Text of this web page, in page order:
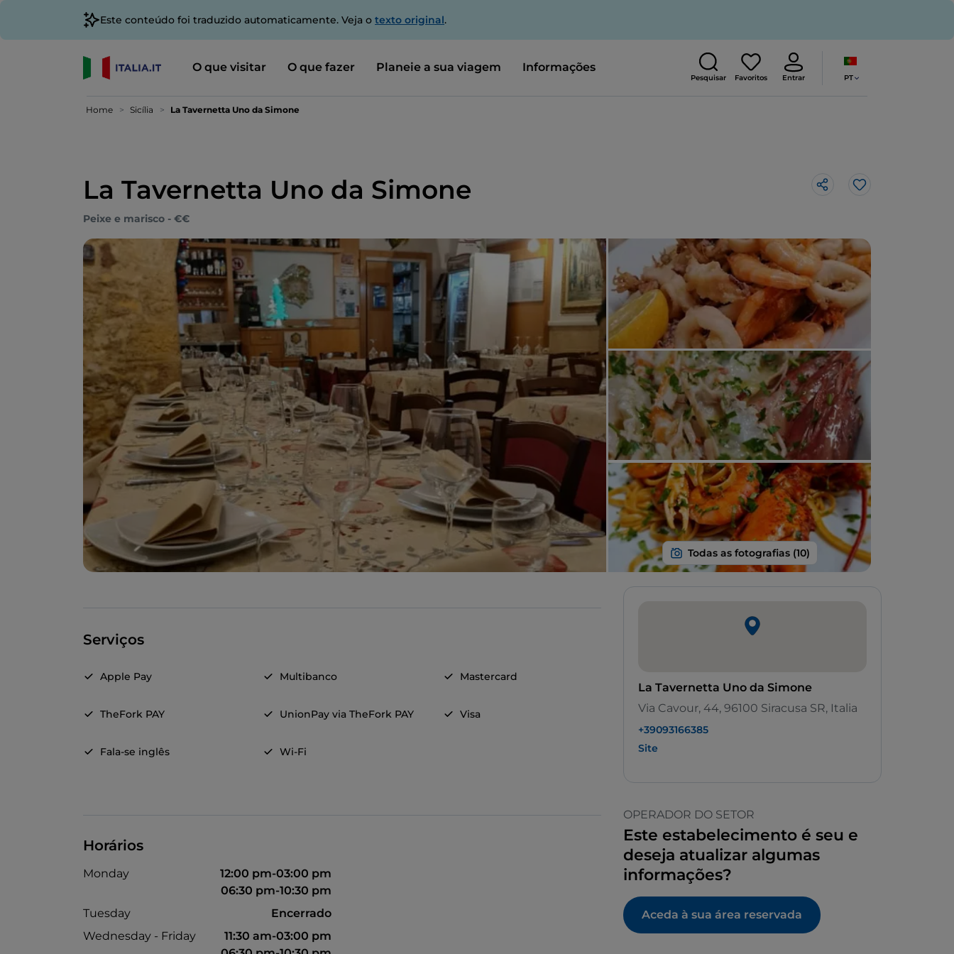
Este conteúdo foi traduzido automaticamente. Veja o texto original.
O que visitar O que fazer Planeie a sua viagem Informações
Pesquisar Favoritos Entrar PT
Home Sicília La Tavernetta Uno da Simone
La Tavernetta Uno da Simone Gosto
Peixe e marisco - €€
Serviços
Apple Pay Multibanco Mastercard
TheFork PAY UnionPay via TheFork PAY Visa
Fala-se inglês Wi-Fi
Horários
Monday
12:00 pm-03:00 pm
06:30 pm-10:30 pm
Tuesday
Encerrado
Wednesday - Friday
11:30 am-03:00 pm
La Tavernetta Uno da Simone
Via Cavour, 44, 96100 Siracusa SR, Italia
+39093166385
Site
OPERADOR DO SETOR
Este estabelecimento é seu e
deseja atualizar algumas
informações?
Aceda à sua área reservada